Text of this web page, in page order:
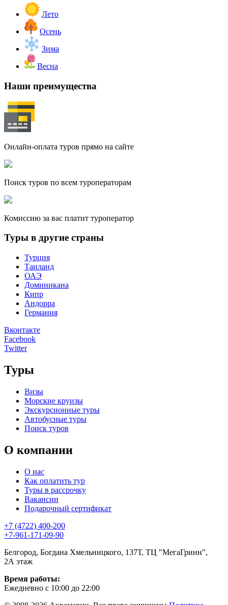
Лето
Осень
Зима
Весна
Наши преимущества
Онлайн-оплата туров прямо на сайте
Поиск туров по всем туроператорам
Комиссию за вас платит туроператор
Туры в другие страны
Турция
Таиланд
ОАЭ
Доминикана
Кипр
Андорра
Германия
Вконтакте
Facebook
Twitter
Туры
Визы
Морские круизы
Экскурсионные туры
Автобусные туры
Поиск туров
О компании
О нас
Как оплатить тур
Туры в рассрочку
Вакансии
Подарочный сертификат
+7 (4722) 400-200
+7-961-171-09-90
Белгород, Богдана Хмельницкого, 137Т, ТЦ "МегаГринн",
2А этаж
Время работы:
Ежедневно с 10:00 до 22:00